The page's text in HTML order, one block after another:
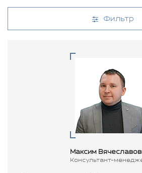
Фильтр
Максим
Консультант-